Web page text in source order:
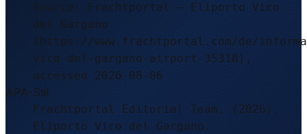
Source: Frachtportal – Eliporto Vico
del Gargano
(https://www.frachtportal.com/de/
vico-del-gargano-airport-35318),
accessed 2026-08-06
APA-Stil
Frachtportal Editorial Team. (2026).
Eliporto Vico del Gargano.